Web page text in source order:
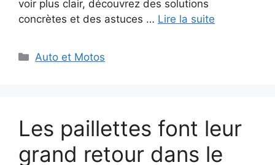
voir plus clair, découvrez des solutions
concrètes et des astuces … Lire la suite
Catégories
Auto et Motos
Les paillettes font leur
grand retour dans le